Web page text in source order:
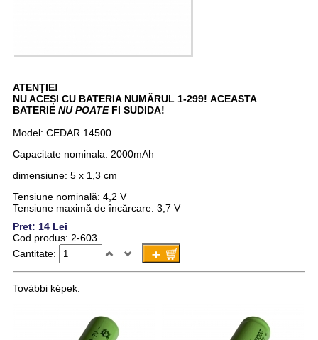
ATENŢIE!
NU ACEȘI CU BATERIA NUMĂRUL 1-299! ACEASTA
BATERIE NU POATEFI SUDIDA!
Model: CEDAR 14500
Capacitate nominala: 2000mAh
dimensiune: 5 x 1,3 cm
Tensiune nominală: 4,2 V
Tensiune maximă de încărcare: 3,7 V
Pret: 14 Lei
Cod produs: 2-603
Cantitate:
További képek: